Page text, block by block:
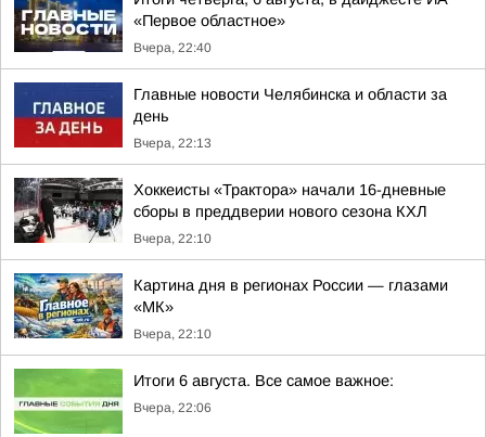
«Первое областное»
Вчера, 22:40
Главные новости Челябинска и области за
день
Вчера, 22:13
Хоккеисты «Трактора» начали 16-дневные
сборы в преддверии нового сезона КХЛ
Вчера, 22:10
Картина дня в регионах России — глазами
«МК»
Вчера, 22:10
Итоги 6 августа. Все самое важное:
Вчера, 22:06